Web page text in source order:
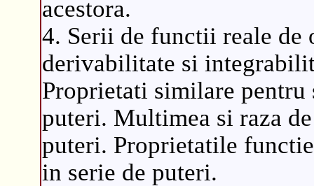
acestora.
4. Serii de functii reale de
derivabilitate si
Proprietati similare
puteri. Multimea si raza
puteri. Proprietatile
in serie de puteri.